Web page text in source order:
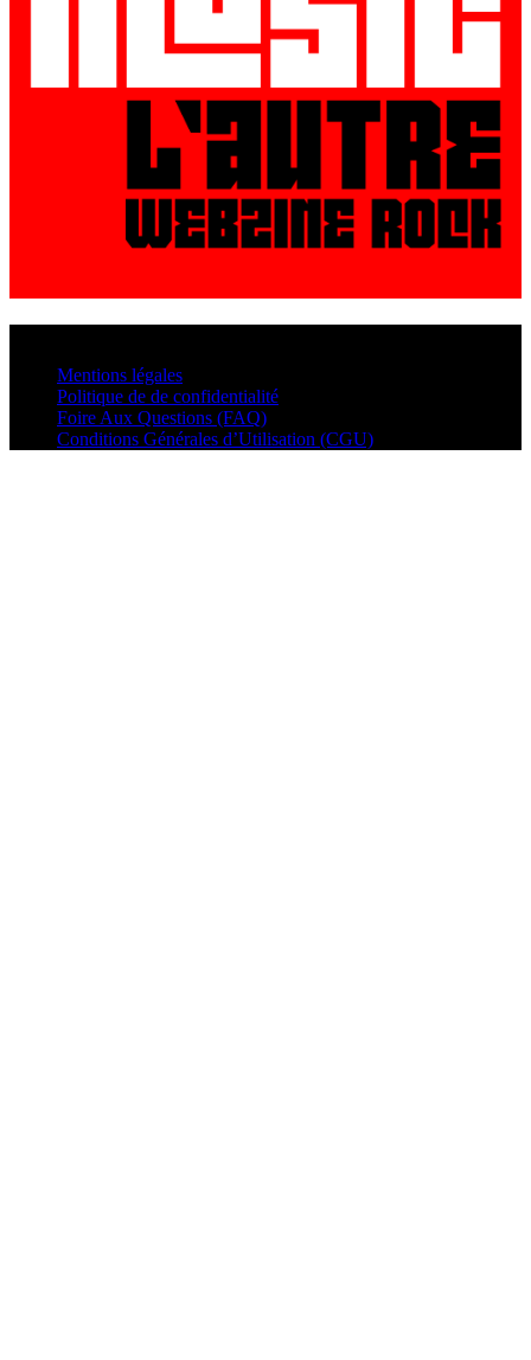
Mentions légales
Politique de de confidentialité
Foire Aux Questions (FAQ)
Conditions Générales d’Utilisation (CGU)